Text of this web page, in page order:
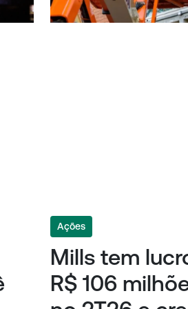
Ações
Mills tem
R$ 106